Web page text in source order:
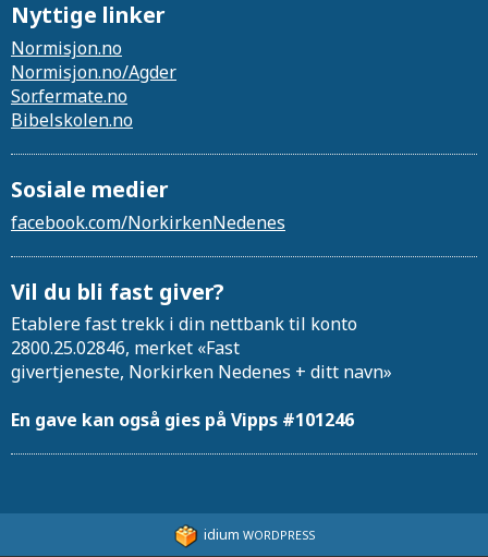
Nyttige linker
Normisjon.no
Normisjon.no/Agder
Sor.fermate.no
Bibelskolen.no
Sosiale medier
facebook.com/NorkirkenNedenes
Vil du bli fast giver?
Etablere fast trekk i din nettbank til konto
2800.25.02846, merket «Fast
givertjeneste, Norkirken Nedenes + ditt navn»
En gave kan også gies på Vipps #101246
idium WORDPRESS